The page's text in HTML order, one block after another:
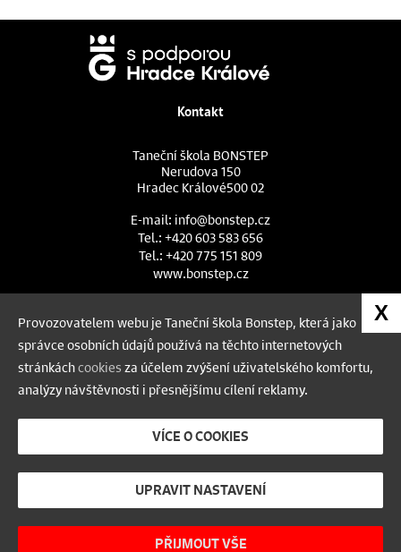
Kontakt
Taneční škola BONSTEP
Nerudova 150
Hradec Králové500 02
E-mail: info@bonstep.cz
Tel.: +420 603 583 656
Tel.: +420 775 151 809
www.bonstep.cz
Pokud chcete dostávat informace,
níže uveďte svůj e-mail:
Obchodní podmínky|
Provozovatelem webu je Taneční škola Bonstep, která jako
správce osobních údajů používá na těchto internetových
stránkáchcookies za účelem zvýšení uživatelského komfortu,
analýzy návštěvnosti i přesnějšímu cílení reklamy.
VÍCE O COOKIES
UPRAVIT NASTAVENÍ
PŘIJMOUT VŠE
X